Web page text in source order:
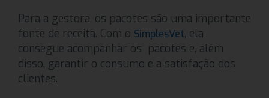
Para a gestora, os pacotes são uma importante
fonte de receita. Com o SimplesVet, ela
consegue acompanhar os pacotes e, além
disso, garantir o consumo e a satisfação dos
clientes.